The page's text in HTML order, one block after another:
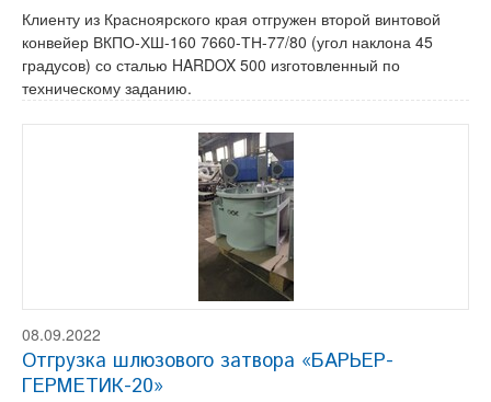
Клиенту из Красноярского края отгружен второй винтовой
конвейер ВКПО-ХШ-160 7660-ТН-77/80 (угол наклона 45
градусов) со сталью HARDOX 500 изготовленный по
техническому заданию.
08.09.2022
Отгрузка шлюзового затвора «БАРЬЕР-
ГЕРМЕТИК-20»